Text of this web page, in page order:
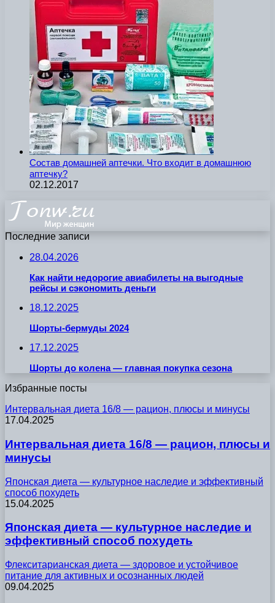
Состав домашней аптечки. Что входит в домашнюю
аптечку?
02.12.2017
Последние записи
28.04.2026
Как найти недорогие авиабилеты на выгодные
рейсы и сэкономить деньги
18.12.2025
Шорты-бермуды 2024
17.12.2025
Шорты до колена — главная покупка сезона
Избранные посты
Интервальная диета 16/8 — рацион, плюсы и минусы
17.04.2025
Интервальная диета 16/8 — рацион, плюсы и
минусы
Японская диета — культурное наследие и эффективный
способ похудеть
15.04.2025
Японская диета — культурное наследие и
эффективный способ похудеть
Флекситарианская диета — здоровое и устойчивое
питание для активных и осознанных людей
09.04.2025